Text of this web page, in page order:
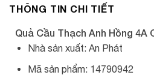
THÔNG TIN CHI TIẾT
Quả Cầu Thạch Anh Hồng 4A
Nhà sản xuất: An Phát
Mã sản phẩm: 14790942